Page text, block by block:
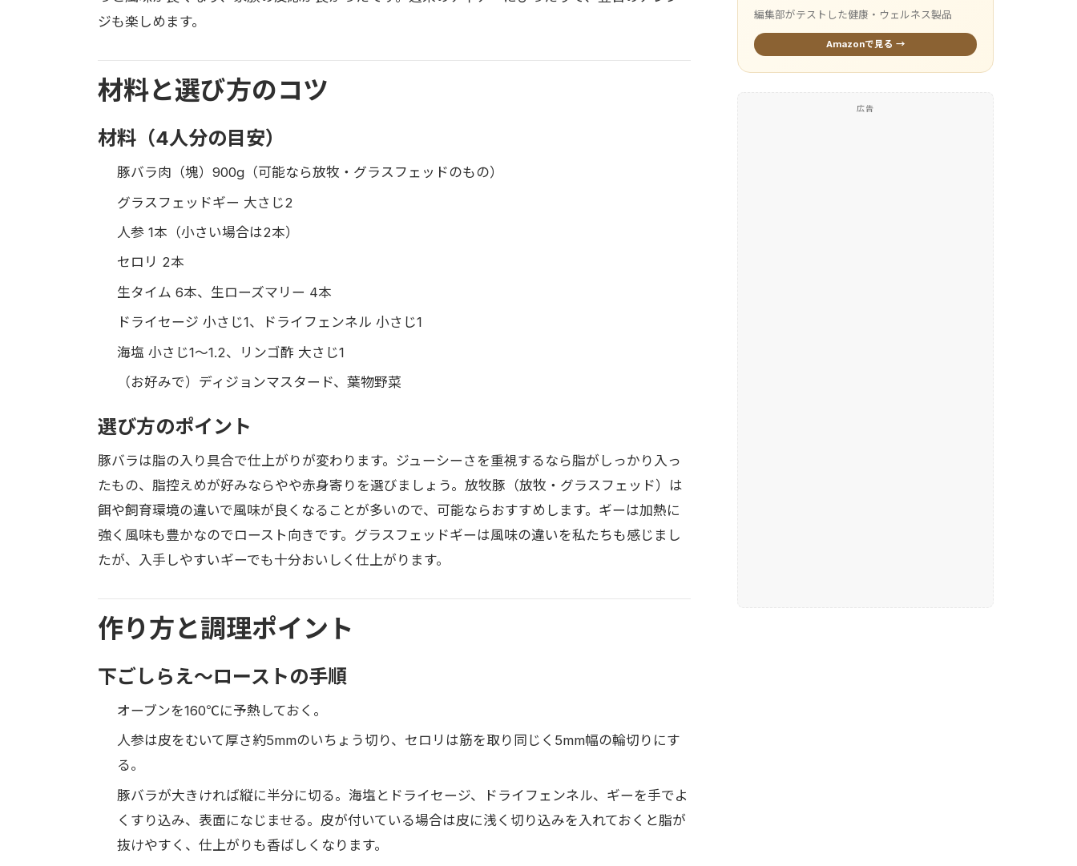
ジも楽しめます。
材料と選び方のコツ
材料（4人分の目安）
豚バラ肉（塊）900g（可能なら放牧・グラスフェッドのもの）
グラスフェッドギー 大さじ2
人参 1本（小さい場合は2本）
セロリ 2本
生タイム 6本、生ローズマリー 4本
ドライセージ 小さじ1、ドライフェンネル 小さじ1
海塩 小さじ1〜1.2、リンゴ酢 大さじ1
（お好みで）ディジョンマスタード、葉物野菜
選び方のポイント
豚バラは脂の入り具合で仕上がりが変わります。ジューシーさを重視するなら脂がしっかり入っ
たもの、脂控えめが好みならやや赤身寄りを選びましょう。放牧豚（放牧・グラスフェッド）は
餌や飼育環境の違いで風味が良くなることが多いので、可能ならおすすめします。ギーは加熱に
強く風味も豊かなのでロースト向きです。グラスフェッドギーは風味の違いを私たちも感じまし
たが、入手しやすいギーでも十分おいしく仕上がります。
作り方と調理ポイント
下ごしらえ〜ローストの手順
オーブンを160℃に予熱しておく。
人参は皮をむいて厚さ約5mmのいちょう切り、セロリは筋を取り同じく5mm幅の輪切りにす
る。
豚バラが大きければ縦に半分に切る。海塩とドライセージ、ドライフェンネル、ギーを手でよ
くすり込み、表面になじませる。皮が付いている場合は皮に浅く切り込みを入れておくと脂が
抜けやすく、仕上がりも香ばしくなります。
編集部がテストした健康・ウェルネス製品
Amazonで見る →
広告